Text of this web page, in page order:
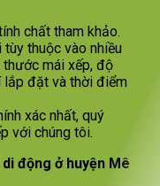
chất tham khảo.
thuộc vào nhiều
mái xếp, độ
lắp đặt và thời điểm
xác nhất, quý
với chúng tôi.
động ở huyện Mê